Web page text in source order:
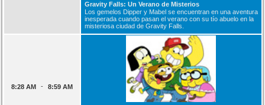
Gravity Falls: Un Verano de Misterios
Los gemelos Dipper y Mabel se encuentran en una aventura
inesperada cuando pasan el verano con su tío abuelo en la
misteriosa ciudad de Gravity Falls.
8:28 AM - 8:59 AM